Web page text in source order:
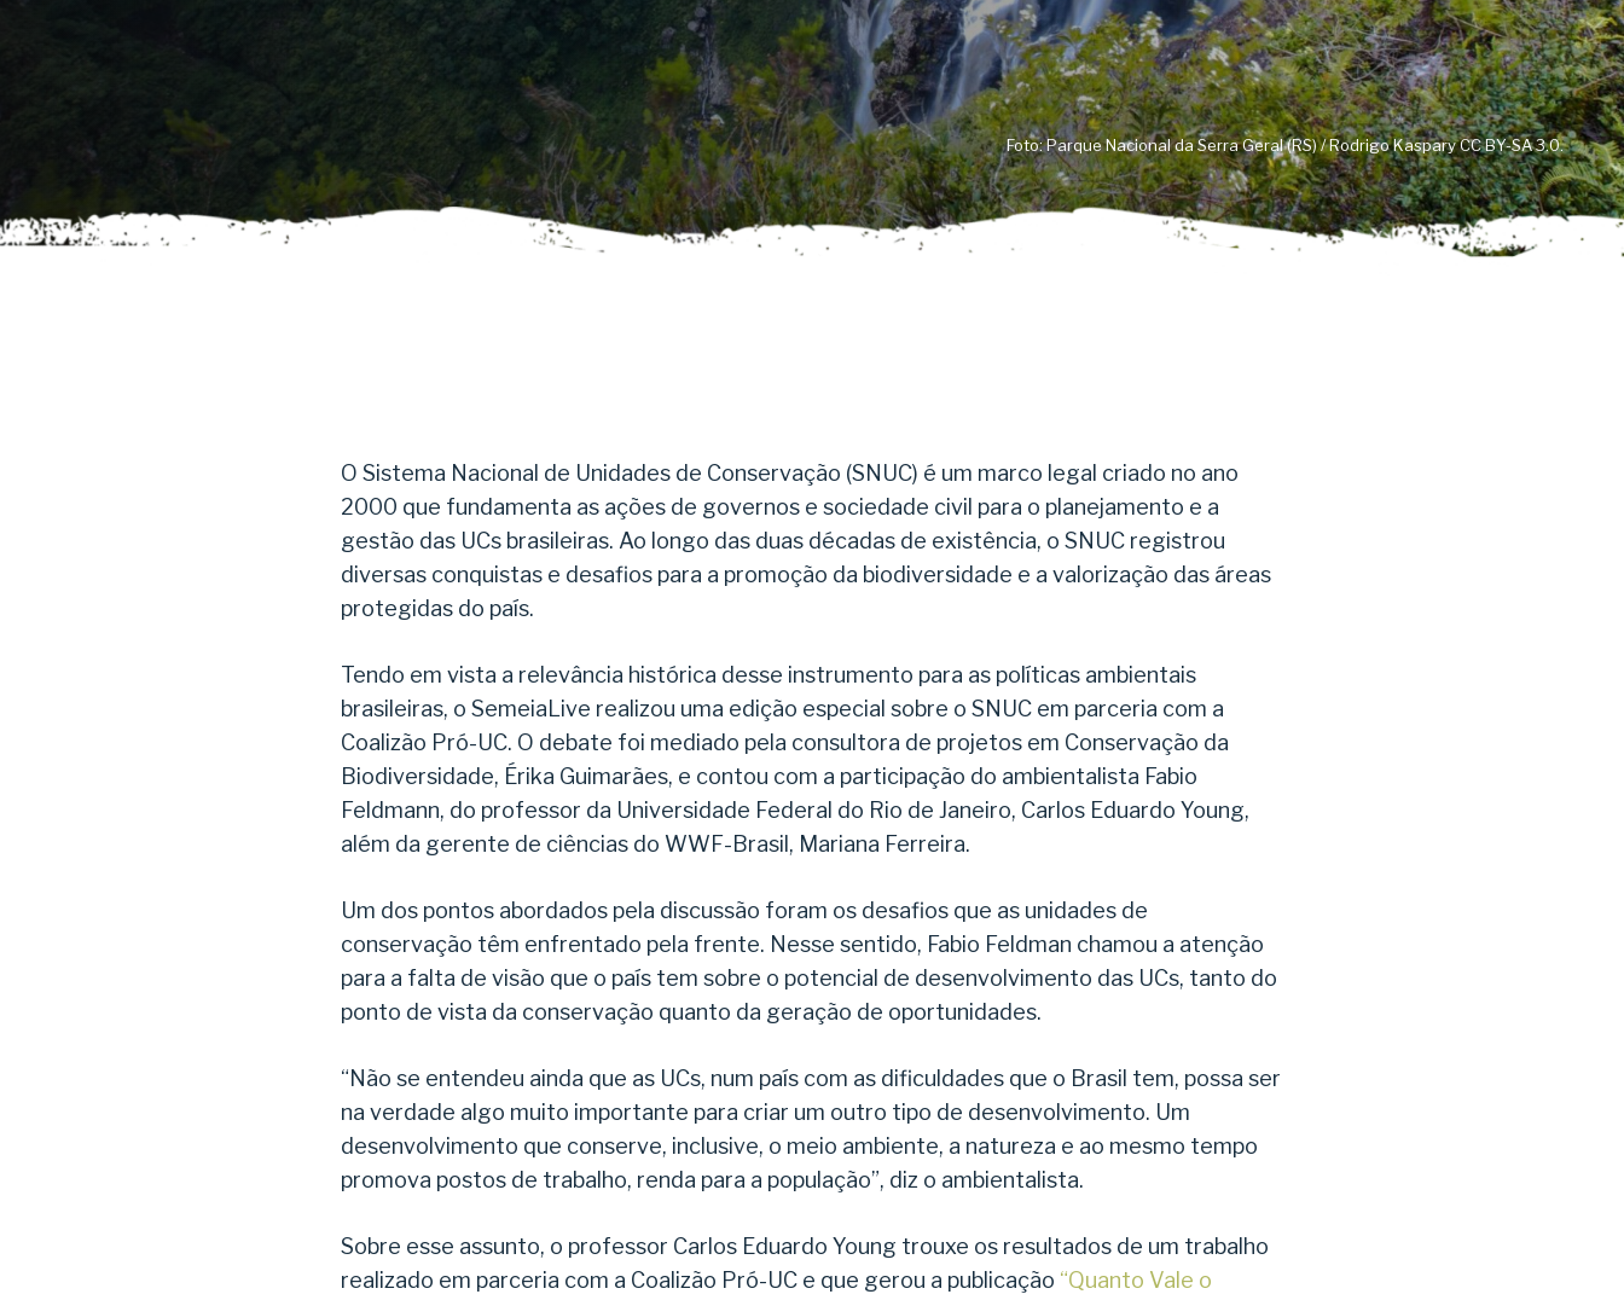
Foto: Parque Nacional da Serra Geral (RS) / Rodrigo Kaspary CC BY-SA 3.0.
O Sistema Nacional de Unidades de Conservação (SNUC) é um marco legal criado no ano
2000 que fundamenta as ações de governos e sociedade civil para o planejamento e a
gestão das UCs brasileiras. Ao longo das duas décadas de existência, o SNUC registrou
diversas conquistas e desafios para a promoção da biodiversidade e a valorização das áreas
protegidas do país.
Tendo em vista a relevância histórica desse instrumento para as políticas ambientais
brasileiras, o SemeiaLive realizou uma edição especial sobre o SNUC em parceria com a
Coalizão Pró-UC. O debate foi mediado pela consultora de projetos em Conservação da
Biodiversidade, Érika Guimarães, e contou com a participação do ambientalista Fabio
Feldmann, do professor da Universidade Federal do Rio de Janeiro, Carlos Eduardo Young,
além da gerente de ciências do WWF-Brasil, Mariana Ferreira.
Um dos pontos abordados pela discussão foram os desafios que as unidades de
conservação têm enfrentado pela frente. Nesse sentido, Fabio Feldman chamou a atenção
para a falta de visão que o país tem sobre o potencial de desenvolvimento das UCs, tanto do
ponto de vista da conservação quanto da geração de oportunidades.
“Não se entendeu ainda que as UCs, num país com as dificuldades que o Brasil tem, possa ser
na verdade algo muito importante para criar um outro tipo de desenvolvimento. Um
desenvolvimento que conserve, inclusive, o meio ambiente, a natureza e ao mesmo tempo
promova postos de trabalho, renda para a população”, diz o ambientalista.
Sobre esse assunto, o professor Carlos Eduardo Young trouxe os resultados de um trabalho
realizado em parceria com a Coalizão Pró-UC e que gerou a publicação “Quanto Vale o